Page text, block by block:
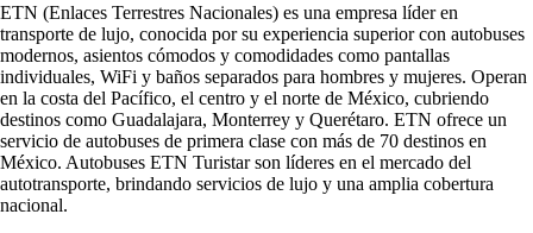
ETN (Enlaces Terrestres Nacionales) es una empresa líder en
transporte de lujo, conocida por su experiencia superior con autobuses
modernos, asientos cómodos y comodidades como pantallas
individuales, WiFi y baños separados para hombres y mujeres. Operan
en la costa del Pacífico, el centro y el norte de México, cubriendo
destinos como Guadalajara, Monterrey y Querétaro. ETN ofrece un
servicio de autobuses de primera clase con más de 70 destinos en
México. Autobuses ETN Turistar son líderes en el mercado del
autotransporte, brindando servicios de lujo y una amplia cobertura
nacional.